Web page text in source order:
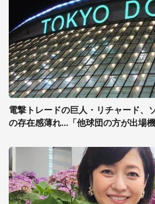
電撃トレードの巨人・リチャード、
の存在感薄れ...「他球団の方が出場